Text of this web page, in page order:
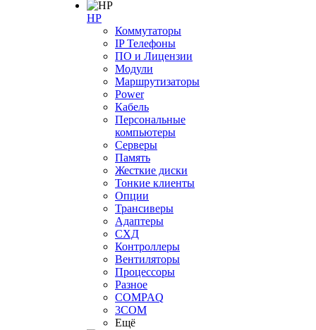
HP
Коммутаторы
IP Телефоны
ПО и Лицензии
Модули
Маршрутизаторы
Power
Кабель
Персональные
компьютеры
Серверы
Память
Жесткие диски
Тонкие клиенты
Опции
Трансиверы
Адаптеры
СХД
Контроллеры
Вентиляторы
Процессоры
Разное
COMPAQ
3COM
Ещё